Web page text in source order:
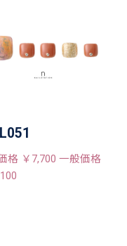
格 ￥7,700 一般価格